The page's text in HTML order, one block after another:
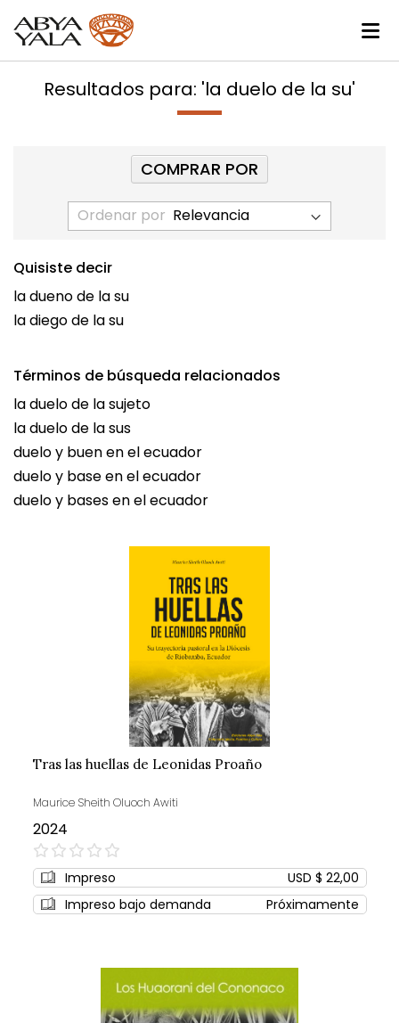
Resultados para: 'la duelo de la su'
Ordenar por
Quisiste decir
la dueno de la su
la diego de la su
Términos de búsqueda relacionados
la duelo de la sujeto
la duelo de la sus
duelo y buen en el ecuador
duelo y base en el ecuador
duelo y bases en el ecuador
Tras las huellas de Leonidas Proaño
Maurice Sheith Oluoch Awiti
2024
0%
Impreso
USD $ 22,00
Impreso bajo demanda
Próximamente
COMPRAR POR